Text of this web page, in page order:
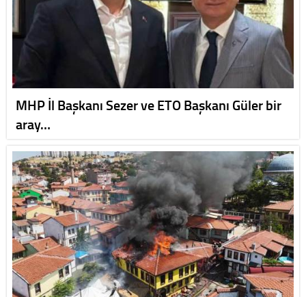
MHP İl Başkanı Sezer ve ETO Başkanı Güler bir
aray…